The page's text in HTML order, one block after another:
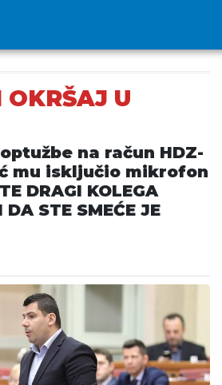
U
na račun HDZ-
mu isključio mikrofon
DRAGI KOLEGA
DA STE SMEĆE JE